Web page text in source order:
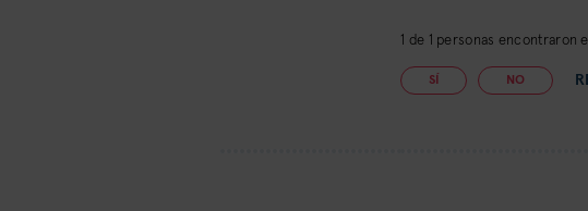
1 de 1 personas encontraron
SÍ NO